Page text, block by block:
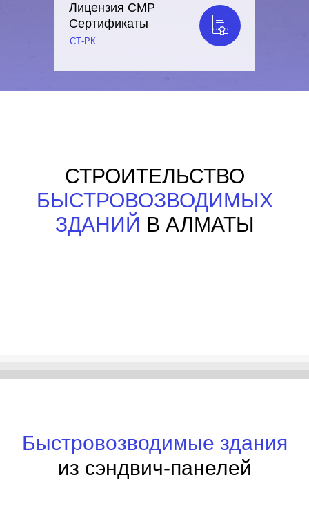
СТ-РК
Лицензия СМР
Сертификаты
СТРОИТЕЛЬСТВО
БЫСТРОВОЗВОДИМЫХ
ЗДАНИЙ В АЛМАТЫ
Быстровозводимые здания
из сэндвич-панелей